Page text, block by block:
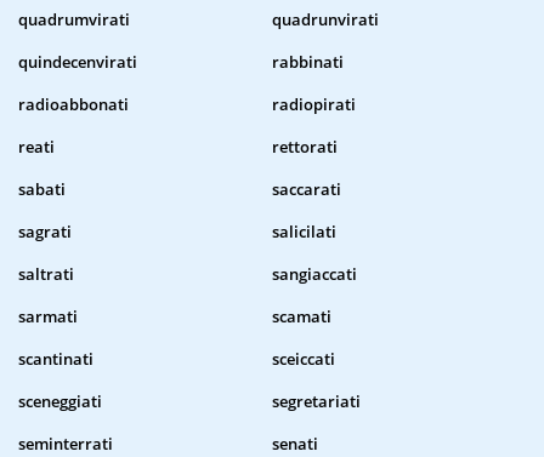
quadrumvirati
quadrunvirati
quindecenvirati
rabbinati
radioabbonati
radiopirati
reati
rettorati
sabati
saccarati
sagrati
salicilati
saltrati
sangiaccati
sarmati
scamati
scantinati
sceiccati
sceneggiati
segretariati
seminterrati
senati